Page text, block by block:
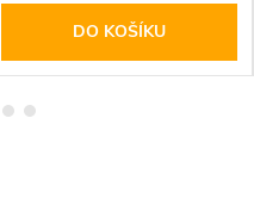
DO KOŠÍKU